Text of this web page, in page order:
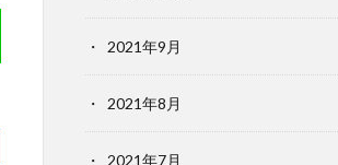
2021年9月
2021年8月
2021年7月